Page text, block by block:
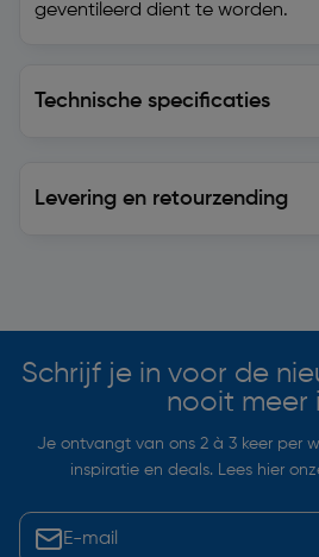
geventileerd dient te worden.
Technische specificaties
Levering en retourzending
Schrijf je in voor de
nooit meer
Je ontvangt van ons 2 à 3 keer per
inspiratie en deals. Lees hier